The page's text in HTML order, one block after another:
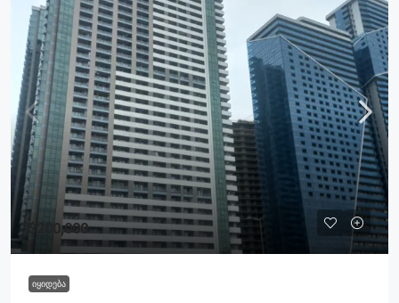
$200,000
ᲘᲧᲘᲓᲔᲑᲐ